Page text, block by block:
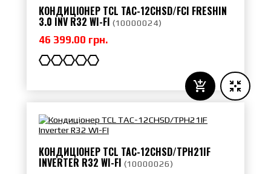
КОНДИЦІОНЕР TCL TAC-12CHSD/FCI FRESHIN
3.0 INV R32 WI-FI (10000024)
46 399.00 грн.
КОНДИЦІОНЕР TCL TAC-12CHSD/TPH21IF
INVERTER R32 WI-FI (10000026)